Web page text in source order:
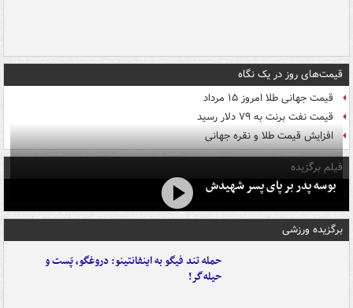
قیمت‌های روز در یک نگاه
قیمت جهانی طلا امروز ۱۵ مرداد
قیمت نفت برنت به ۷۹ دلار رسید
افزایش قیمت طلا و نقره جهانی
فیلم برگزیده
بوسه‌ پدر بر پای پسر شهیدش
برگزیده ورزشی
حمله تند فیگو به اینفانتینو: دروغگو، پَست‌ و
حیله‌گر!